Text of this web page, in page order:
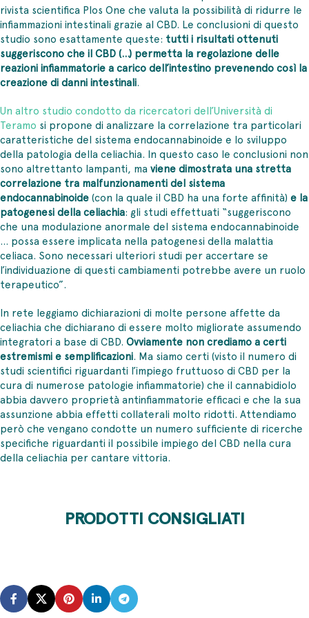
rivista scientifica Plos One che valuta la possibilità di ridurre le
infiammazioni intestinali grazie al CBD. Le conclusioni di questo
studio sono esattamente queste: tutti i risultati ottenuti
suggeriscono che il CBD (…) permetta la regolazione delle
reazioni infiammatorie a carico dell’intestino prevenendo così la
creazione di danni intestinali.
Un altro studio condotto da ricercatori dell’Università di
Teramo si propone di analizzare la correlazione tra particolari
caratteristiche del sistema endocannabinoide e lo sviluppo
della patologia della celiachia. In questo caso le conclusioni non
sono altrettanto lampanti, ma viene dimostrata una stretta
correlazione tra malfunzionamenti del sistema
endocannabinoide(con la quale il CBD ha una forte affinità) e la
patogenesi della celiachia: gli studi effettuati “suggeriscono
che una modulazione anormale del sistema endocannabinoide
… possa essere implicata nella patogenesi della malattia
celiaca. Sono necessari ulteriori studi per accertare se
l’individuazione di questi cambiamenti potrebbe avere un ruolo
terapeutico”.
In rete leggiamo dichiarazioni di molte persone affette da
celiachia che dichiarano di essere molto migliorate assumendo
integratori a base di CBD. Ovviamente non crediamo a certi
estremismi e semplificazioni. Ma siamo certi (visto il numero di
studi scientifici riguardanti l’impiego fruttuoso di CBD per la
cura di numerose patologie infiammatorie) che il cannabidiolo
abbia davvero proprietà antinfiammatorie efficaci e che la sua
assunzione abbia effetti collaterali molto ridotti. Attendiamo
però che vengano condotte un numero sufficiente di ricerche
specifiche riguardanti il possibile impiego del CBD nella cura
della celiachia per cantare vittoria.
PRODOTTI CONSIGLIATI